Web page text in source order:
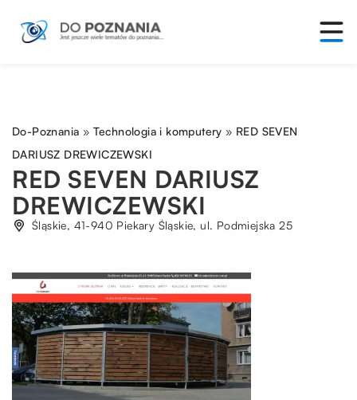
Do-Poznania » Technologia i komputery » RED SEVEN
DARIUSZ DREWICZEWSKI
RED SEVEN DARIUSZ
DREWICZEWSKI
Śląskie, 41-940 Piekary Śląskie, ul. Podmiejska 25